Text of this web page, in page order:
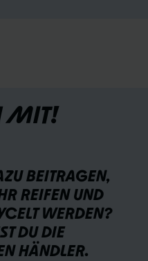
MIT!
BEITRAGEN,
REIFEN UND
WERDEN?
DU DIE
HÄNDLER.